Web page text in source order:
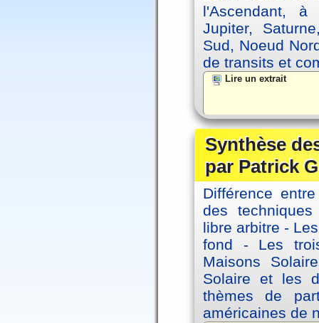
l'Ascendant,
Jupiter,
Sud, Noeud
de transits et
Lire un extrait
Synthèse
par Patrick
Différence
des
libre arbitre -
fond - Les
Maisons
Solaire et les
thèmes de
américaines de